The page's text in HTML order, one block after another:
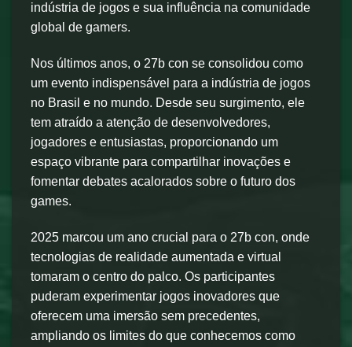
indústria de jogos e sua influência na comunidade
global de gamers.
Nos últimos anos, o 27b con se consolidou como
um evento indispensável para a indústria de jogos
no Brasil e no mundo. Desde seu surgimento, ele
tem atraído a atenção de desenvolvedores,
jogadores e entusiastas, proporcionando um
espaço vibrante para compartilhar inovações e
fomentar debates acalorados sobre o futuro dos
games.
2025 marcou um ano crucial para o 27b con, onde
tecnologias de realidade aumentada e virtual
tomaram o centro do palco. Os participantes
puderam experimentar jogos inovadores que
oferecem uma imersão sem precedentes,
ampliando os limites do que conhecemos como